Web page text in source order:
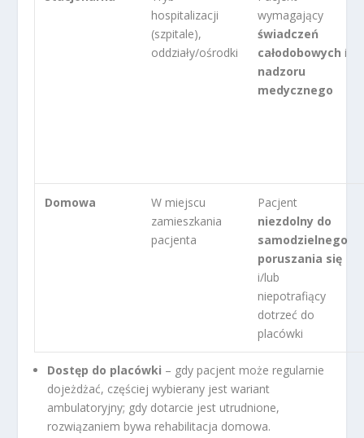
hospitalizacji
(szpitale),
oddziały/ośrodki
wymagający
świadczeń
całodobowych i
nadzoru
medycznego
Domowa
W miejscu
zamieszkania
pacjenta
Pacjent
niezdolny do
samodzielnego
poruszania się
i/lub
niepotrafiący
dotrzeć do
placówki
Dostęp do placówki – gdy pacjent może regularnie
dojeżdżać, częściej wybierany jest wariant
ambulatoryjny; gdy dotarcie jest utrudnione,
rozwiązaniem bywa rehabilitacja domowa.